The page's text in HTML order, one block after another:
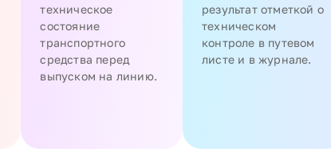
техническое
состояние
транспортного
средства перед
выпуском на линию.
результат отметкой о
техническом
контроле в путевом
листе и в журнале.